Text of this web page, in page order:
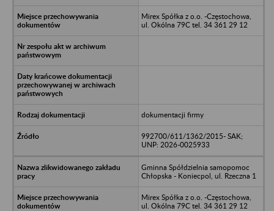
Mirex Spółka z o.o. -Częstochowa,
ul. Okólna 79C tel. 34 361 29 12
dokumentacji firmy
992700/611/1362/2015- SAK;
UNP: 2026-0025933
Gminna Spółdzielnia samopomoc
Chłopska - Koniecpol, ul. Rzeczna 1
Mirex Spółka z o.o. -Częstochowa,
ul. Okólna 79C tel. 34 361 29 12